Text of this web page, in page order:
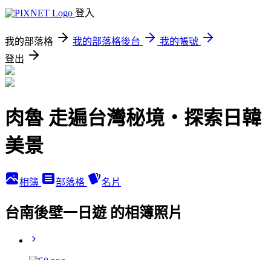
登入
我的部落格 我的部落格後台
我的帳號
登出
肉魯 走遍台灣秘境・探索日韓
美景
相簿 部落格 名片
台南後壁一日遊 的相簿照片